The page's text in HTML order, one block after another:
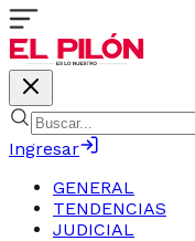
Ingresar
GENERAL
TENDENCIAS
JUDICIAL